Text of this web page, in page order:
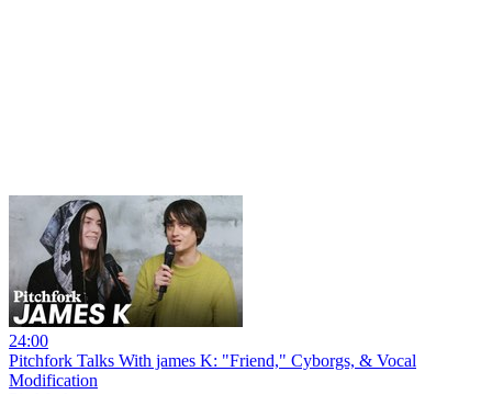
24:00
Pitchfork Talks With james K: "Friend," Cyborgs, & Vocal
Modification